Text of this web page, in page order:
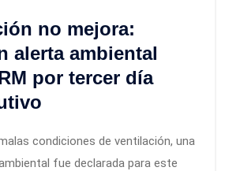
no mejora:
alerta ambiental
por tercer día
condiciones de ventilación, una
fue declarada para este